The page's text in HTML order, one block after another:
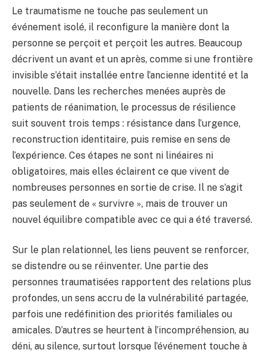
Le traumatisme ne touche pas seulement un
événement isolé, il reconfigure la manière dont la
personne se perçoit et perçoit les autres. Beaucoup
décrivent un avant et un après, comme si une frontière
invisible s’était installée entre l’ancienne identité et la
nouvelle. Dans les recherches menées auprès de
patients de réanimation, le processus de résilience
suit souvent trois temps : résistance dans l’urgence,
reconstruction identitaire, puis remise en sens de
l’expérience. Ces étapes ne sont ni linéaires ni
obligatoires, mais elles éclairent ce que vivent de
nombreuses personnes en sortie de crise. Il ne s’agit
pas seulement de « survivre », mais de trouver un
nouvel équilibre compatible avec ce qui a été traversé.
Sur le plan relationnel, les liens peuvent se renforcer,
se distendre ou se réinventer. Une partie des
personnes traumatisées rapportent des relations plus
profondes, un sens accru de la vulnérabilité partagée,
parfois une redéfinition des priorités familiales ou
amicales. D’autres se heurtent à l’incompréhension, au
déni, au silence, surtout lorsque l’événement touche à